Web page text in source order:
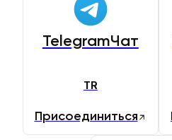
TelegramЧат
TR
Присоединиться